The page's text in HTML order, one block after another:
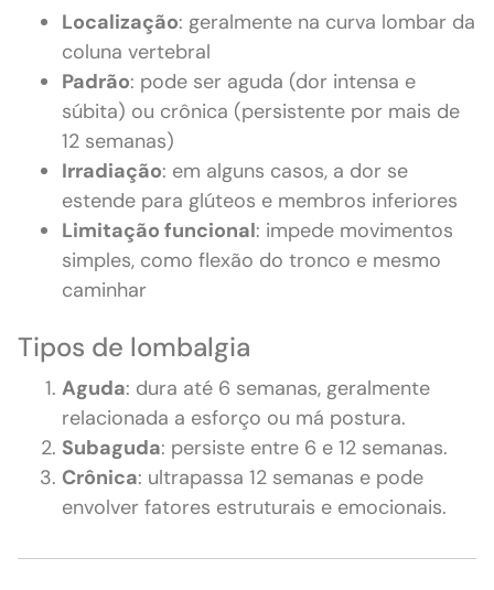
Localização: geralmente na curva lombar da
coluna vertebral
Padrão: pode ser aguda (dor intensa e
súbita) ou crônica (persistente por mais de
12 semanas)
Irradiação: em alguns casos, a dor se
estende para glúteos e membros inferiores
Limitação funcional: impede movimentos
simples, como flexão do tronco e mesmo
caminhar
Tipos de lombalgia
Aguda: dura até 6 semanas, geralmente
relacionada a esforço ou má postura.
Subaguda: persiste entre 6 e 12 semanas.
Crônica: ultrapassa 12 semanas e pode
envolver fatores estruturais e emocionais.